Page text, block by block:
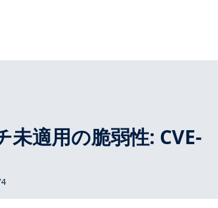
適用の脆弱性: CVE-